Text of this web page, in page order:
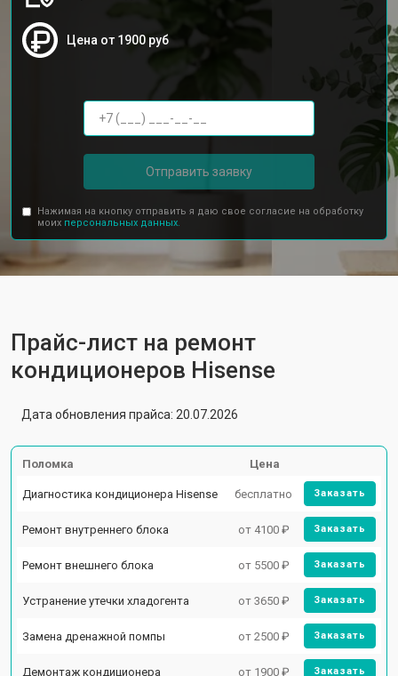
Цена от 1900 руб
Отправить заявку
Нажимая на кнопку отправить я даю свое согласие на обработку
моих персональных данных.
Прайс-лист на ремонт
кондиционеров Hisense
Дата обновления прайса: 20.07.2026
Поломка Цена
Диагностика кондиционера Hisense бесплатно Заказать
Ремонт внутреннего блока от 4100 ₽ Заказать
Ремонт внешнего блока от 5500 ₽ Заказать
Устранение утечки хладогента от 3650 ₽ Заказать
Замена дренажной помпы от 2500 ₽ Заказать
Демонтаж кондиционера от 1900 ₽ Заказать